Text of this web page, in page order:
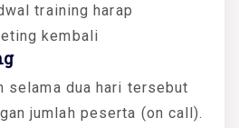
training harap
kembali
selama dua hari tersebut
jumlah peserta (on call).